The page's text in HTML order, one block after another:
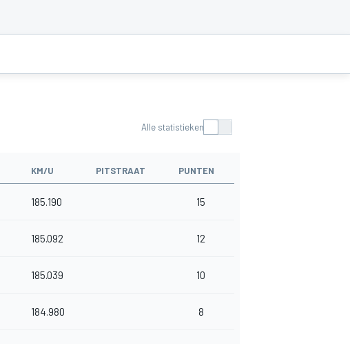
Alle statistieken
KM/U PITSTRAAT PUNTEN
185.190 15
185.092 12
185.039 10
184.980 8